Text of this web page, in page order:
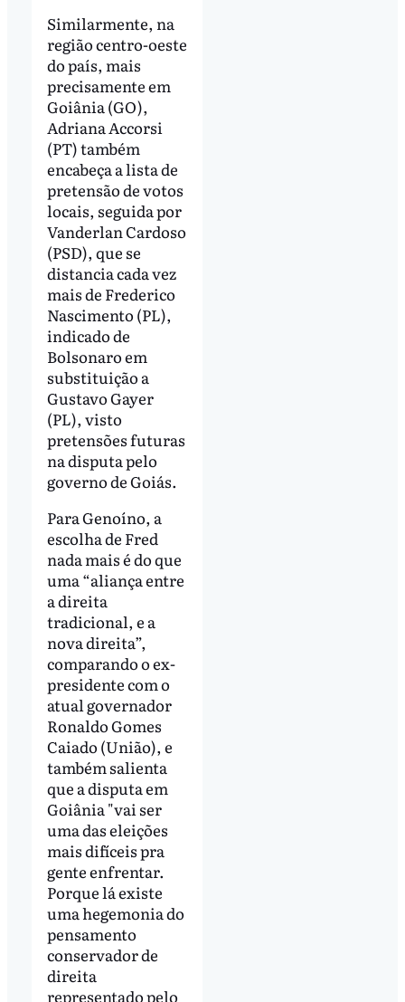
Similarmente, na
região centro-oeste
do país, mais
precisamente em
Goiânia (GO),
Adriana Accorsi
(PT) também
encabeça a lista de
pretensão de votos
locais, seguida por
Vanderlan Cardoso
(PSD), que se
distancia cada vez
mais de Frederico
Nascimento (PL),
indicado de
Bolsonaro em
substituição a
Gustavo Gayer
(PL), visto
pretensões futuras
na disputa pelo
governo de Goiás.
Para Genoíno, a
escolha de Fred
nada mais é do que
uma “aliança entre
a direita
tradicional, e a
nova direita”,
comparando o ex-
presidente com o
atual governador
Ronaldo Gomes
Caiado (União), e
também salienta
que a disputa em
Goiânia "vai ser
uma das eleições
mais difíceis pra
gente enfrentar.
Porque lá existe
uma hegemonia do
pensamento
conservador de
direita
representado pelo